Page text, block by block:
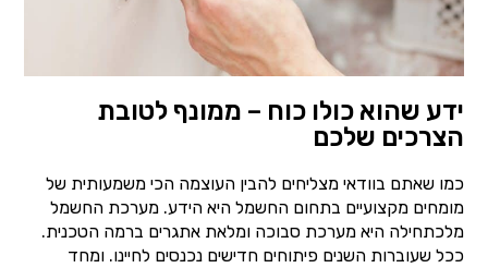
ידע שהוא כולו כוח – ממונף לטובת
הצרכים שלכם
כמו שאתם בוודאי מצליחים להבין העוצמה הכי משמעותית של
מומחים מקצועיים בתחום החשמל היא הידע. מערכת החשמל
מלכתחילה היא מערכת סבוכה ומלאת אתגרים ברמה הטכנית.
ככל שעוברות השנים פיתוחים חדישים נכנסים לחיינו. ומחד